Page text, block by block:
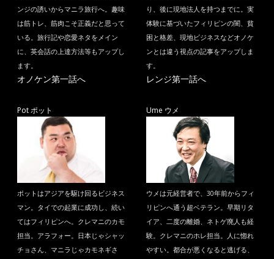
ンジの誘いからマニラ旅行へ。趣味
は筋トレ、筋肉こそ正義だと思って
いる。旅行記や恋愛ネタをメイン
に、英会話の上達方法等もアップし
ます。
オノケン第一話へ
り、後に現地法人を持つまでに。実
体験に基づいたフィリピンの闇、貧
困と格差、現地ビジネスなどオノケ
ンとは違う視点の記事をアップしま
す。
レンジ第一話へ
Pot ポット
ポットはアジアを駆け回るビジネス
マン。タイでの起業に成功し、続い
てはフィリピンへ。クレマニのカモ
担当。アラフォー。日本じゃシャッ
チョさん、マニラじゃカモネギさ
Ume ウメ
ウメは元経営者で、30年前からフィ
リピンへ通う超ベテラン。早期リタ
イア、二度の離婚、ネトゲ廃人も経
験。クレマニのホレ担当。人に惚れ
やすい。都合が悪くなると逃げる、